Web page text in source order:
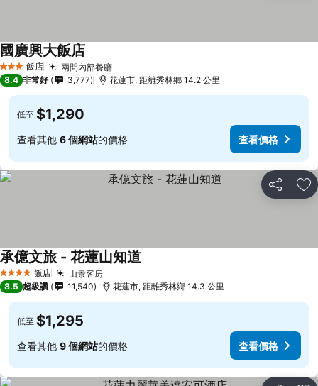
3 星級 飯店 兩間內部餐廳
國廣興大飯店
8.4 非常好 3,777 花蓮市, 距離秀林鄉 14.2 公里
低至 $1,290
查看其他 6 個網站的價格 查看價格
分享 加
4 星級 飯店 山景客房
承億文旅 - 花蓮山知道
8.5 超級讚 11,540 花蓮市, 距離秀林鄉 14.3 公里
低至 $1,295
查看其他 9 個網站的價格 查看價格